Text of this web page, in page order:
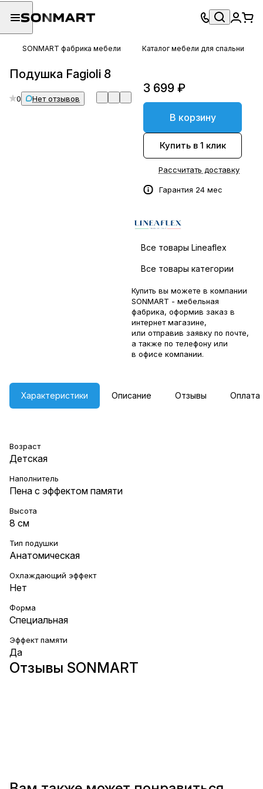
SONMART фабрика мебели Каталог мебели для спальни
Подушка Fagioli 8
0 Нет отзывов
3 699 ₽
В корзину
Купить в 1 клик
Рассчитать доставку
Гарантия 24 мес
Все товары Lineaflex
Все товары категории
Купить вы можете в компании
SONMART - мебельная
фабрика, оформив заказ в
интернет магазине,
или отправив заявку по почте,
а также по телефону или
в офисе компании.
Характеристики Описание Отзывы Оплата
Возраст
Детская
Наполнитель
Пена с эффектом памяти
Высота
8 см
Тип подушки
Анатомическая
Охлаждающий эффект
Нет
Форма
Специальная
Эффект памяти
Да
Отзывы SONMART